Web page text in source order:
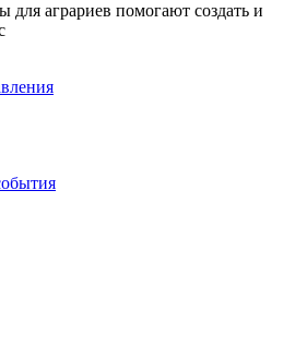
для аграриев помогают создать и